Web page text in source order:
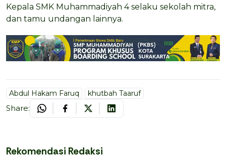
Kepala SMK Muhammadiyah 4 selaku sekolah mitra,
dan tamu undangan lainnya.
Abdul Hakam Faruq khutbah Taaruf
Share:
Rekomendasi Redaksi